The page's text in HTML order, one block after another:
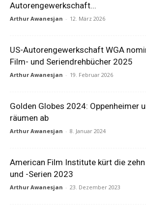
Autorengewerkschaft...
Arthur Awanesjan - 12. März 2026
US-Autorengewerkschaft WGA
Film- und Seriendrehbücher 2025
Arthur Awanesjan - 19. Februar 2026
Golden Globes 2024: Oppenheimer
räumen ab
Arthur Awanesjan - 8. Januar 2024
American Film Institute kürt die
und -Serien 2023
Arthur Awanesjan - 23. Dezember 2023